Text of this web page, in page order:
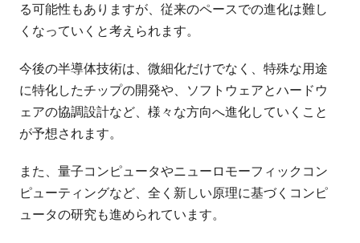
る可能性もありますが、従来のペースでの進化は難し
くなっていくと考えられます。
今後の半導体技術は、微細化だけでなく、特殊な用途
に特化したチップの開発や、ソフトウェアとハードウ
ェアの協調設計など、様々な方向へ進化していくこと
が予想されます。
また、量子コンピュータやニューロモーフィックコン
ピューティングなど、全く新しい原理に基づくコンピ
ュータの研究も進められています。